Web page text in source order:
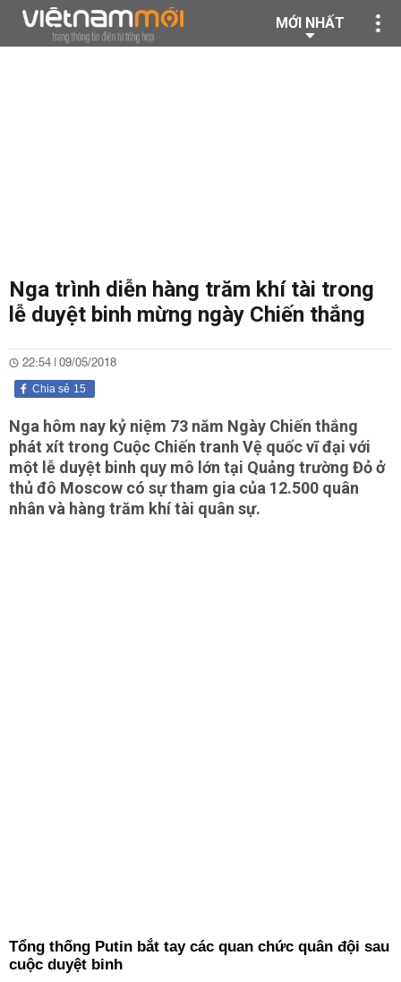
MỚI NHẤT
Nga trình diễn hàng trăm khí tài trong
lễ duyệt binh mừng ngày Chiến thắng
22:54 | 09/05/2018
15
Chia sẻ
Nga hôm nay kỷ niệm 73 năm Ngày Chiến thắng
phát xít trong Cuộc Chiến tranh Vệ quốc vĩ đại với
một lễ duyệt binh quy mô lớn tại Quảng trường Đỏ ở
thủ đô Moscow có sự tham gia của 12.500 quân
nhân và hàng trăm khí tài quân sự.
Tổng thống Putin bắt tay các quan chức quân đội sau
cuộc duyệt binh